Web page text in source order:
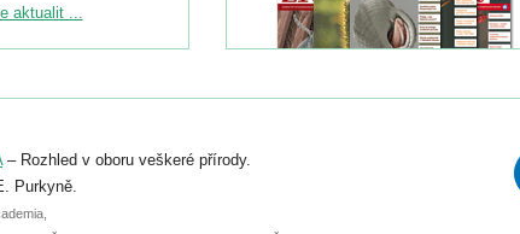
ke konferenci
do 6. září.
přednášky nebo
aktualit ...
– Rozhled v oboru veškeré přírody.
Purkyně.